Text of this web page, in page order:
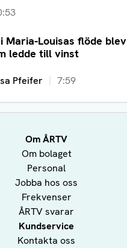
Maria-Louisas flöde blev
ledde till vinst
Pfeifer 7:59
Om ÅRTV
Om bolaget
Personal
Jobba hos oss
Frekvenser
ÅRTV svarar
Kundservice
Kontakta oss